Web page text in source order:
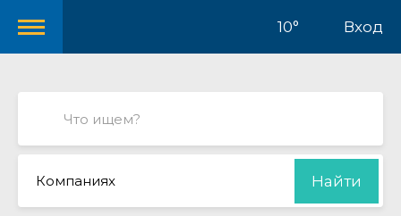
10° Вход
Компаниях Найти